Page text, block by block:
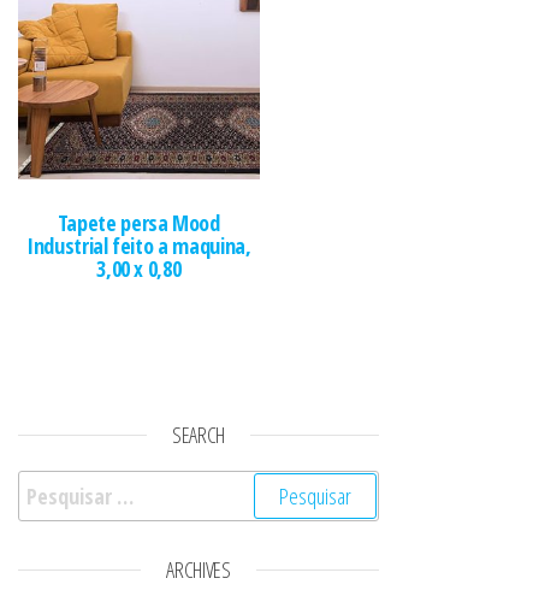
Tapete persa Mood
Industrial feito a maquina,
3,00 x 0,80
SEARCH
Pesquisar por:
ARCHIVES